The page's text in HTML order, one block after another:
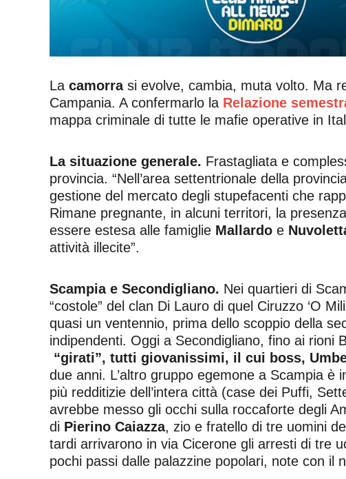
La camorrasi evolve, cambia, muta volto. Ma
Campania. A confermarlo la Relazione
mappa criminale di tutte le mafie operative in
La situazione generale. Frastagliata e
provincia. “Nell’area settentrionale della
gestione del mercato degli stupefacenti che
Rimane pregnante, in alcuni territori, la
essere estesa alle famiglie Mallardo e
attività illecite”.
Scampia e Secondigliano. Nei quartieri di
“costole” del clan Di Lauro di quel Ciruzzo ‘O
quasi un ventennio, prima dello scoppio della
indipendenti. Oggi a Secondigliano, fino ai rioni
“girati”, tutti giovanissimi, il cui boss,
due anni. L’altro gruppo egemone a Scampia è
più redditizie dell’intera città (case dei Puffi,
avrebbe messo gli occhi sulla roccaforte degli
di Pierino Caiazza, zio e fratello di tre uomini
tardi arrivarono in via Cicerone gli arresti di tre
pochi passi dalle palazzine popolari, note con il